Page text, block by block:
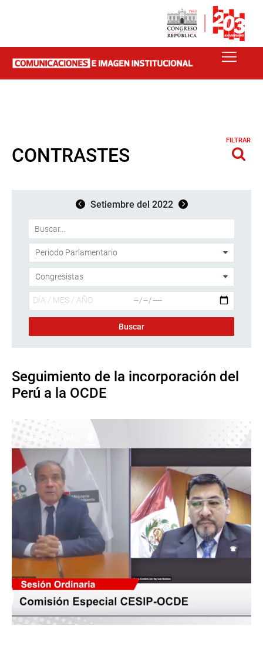
CONTRASTES
FILTRAR
Setiembre del 2022
Seguimiento de la incorporación del
Perú a la OCDE
Descargar foto